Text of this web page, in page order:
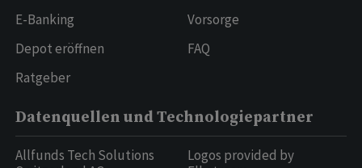
E-Banking
Depot eröffnen
Ratgeber
Vorsorge
FAQ
Datenquellen und Technologiepartner
Allfunds Tech Solutions
Logos provided by